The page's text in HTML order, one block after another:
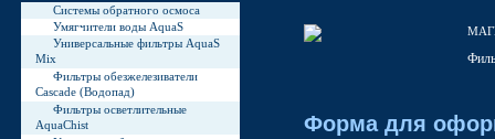
Системы обратного осмоса
Умягчители воды AquaS
Универсальные фильтры AquaS
Mix
Фильтры обезжелезиватели
Cascade (Водопад)
Фильтры осветлительные
AquaChist Форма для